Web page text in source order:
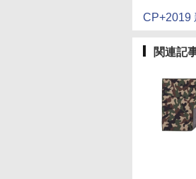
CP+2019
関連記